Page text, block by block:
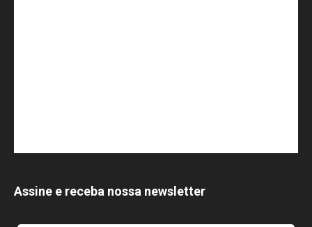
Assine e receba nossa newsletter